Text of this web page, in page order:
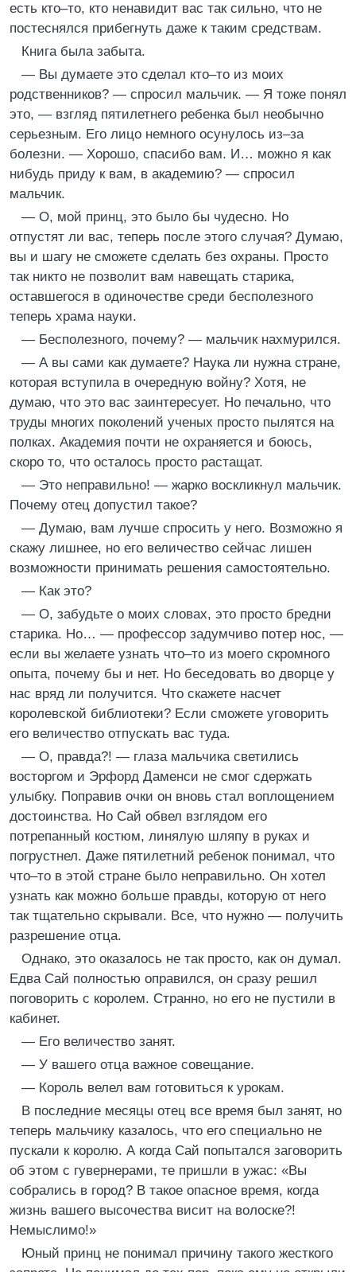
есть кто–то, кто ненавидит вас так сильно, что не
постеснялся прибегнуть даже к таким средствам.
Книга была забыта.
— Вы думаете это сделал кто–то из моих
родственников? — спросил мальчик. — Я тоже понял
это, — взгляд пятилетнего ребенка был необычно
серьезным. Его лицо немного осунулось из–за
болезни. — Хорошо, спасибо вам. И… можно я как
нибудь приду к вам, в академию? — спросил
мальчик.
— О, мой принц, это было бы чудесно. Но
отпустят ли вас, теперь после этого случая? Думаю,
вы и шагу не сможете сделать без охраны. Просто
так никто не позволит вам навещать старика,
оставшегося в одиночестве среди бесполезного
теперь храма науки.
— Бесполезного, почему? — мальчик нахмурился.
— А вы сами как думаете? Наука ли нужна стране,
которая вступила в очередную войну? Хотя, не
думаю, что это вас заинтересует. Но печально, что
труды многих поколений ученых просто пылятся на
полках. Академия почти не охраняется и боюсь,
скоро то, что осталось просто растащат.
— Это неправильно! — жарко воскликнул мальчик.
Почему отец допустил такое?
— Думаю, вам лучше спросить у него. Возможно я
скажу лишнее, но его величество сейчас лишен
возможности принимать решения самостоятельно.
— Как это?
— О, забудьте о моих словах, это просто бредни
старика. Но… — профессор задумчиво потер нос, —
если вы желаете узнать что–то из моего скромного
опыта, почему бы и нет. Но беседовать во дворце у
нас вряд ли получится. Что скажете насчет
королевской библиотеки? Если сможете уговорить
его величество отпускать вас туда.
— О, правда?! — глаза мальчика светились
восторгом и Эрфорд Даменси не смог сдержать
улыбку. Поправив очки он вновь стал воплощением
достоинства. Но Сай обвел взглядом его
потрепанный костюм, линялую шляпу в руках и
погрустнел. Даже пятилетний ребенок понимал, что
что–то в этой стране было неправильно. Он хотел
узнать как можно больше правды, которую от него
так тщательно скрывали. Все, что нужно — получить
разрешение отца.
Однако, это оказалось не так просто, как он думал.
Едва Сай полностью оправился, он сразу решил
поговорить с королем. Странно, но его не пустили в
кабинет.
— Его величество занят.
— У вашего отца важное совещание.
— Король велел вам готовиться к урокам.
В последние месяцы отец все время был занят, но
теперь мальчику казалось, что его специально не
пускали к королю. А когда Сай попытался заговорить
об этом с гувернерами, те пришли в ужас: «Вы
собрались в город? В такое опасное время, когда
жизнь вашего высочества висит на волоске?!
Немыслимо!»
Юный принц не понимал причину такого жесткого